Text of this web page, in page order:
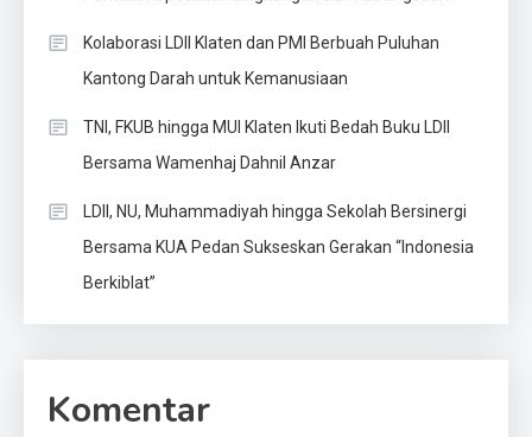
Kolaborasi LDII Klaten dan PMI Berbuah Puluhan
Kantong Darah untuk Kemanusiaan
TNI, FKUB hingga MUI Klaten Ikuti Bedah Buku LDII
Bersama Wamenhaj Dahnil Anzar
LDII, NU, Muhammadiyah hingga Sekolah Bersinergi
Bersama KUA Pedan Sukseskan Gerakan “Indonesia
Berkiblat”
Komentar